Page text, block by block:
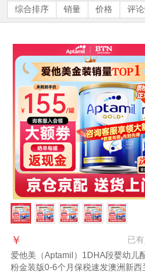
综合排序 销量 价格 评
已有
￥
爱他美（Aptamil）1DHA段婴幼儿
粉金装版0-6个月保税速发澳洲新西